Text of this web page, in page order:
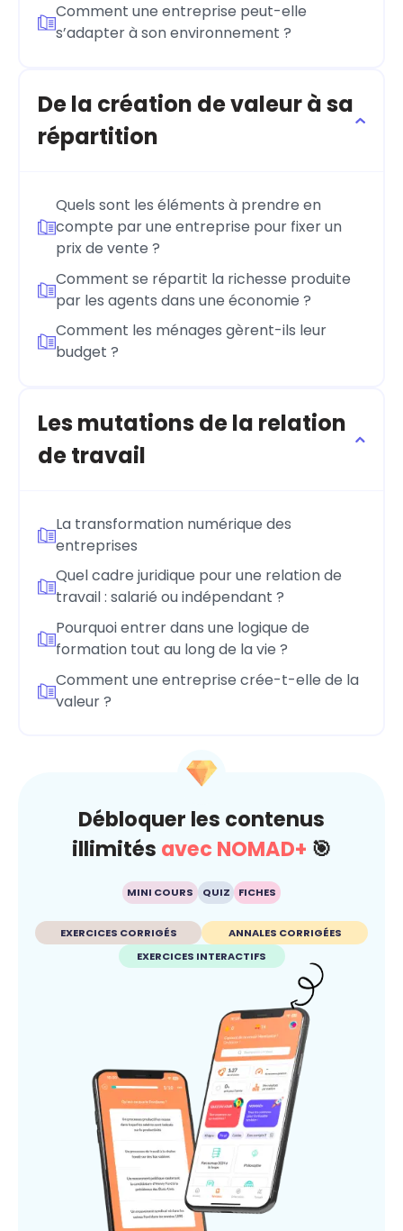
Comment une entreprise peut-elle
s’adapter à son environnement ?
De la création de valeur à sa
répartition
Quels sont les éléments à prendre en
compte par une entreprise pour fixer un
prix de vente ?
Comment se répartit la richesse produite
par les agents dans une économie ?
Comment les ménages gèrent-ils leur
budget ?
Les mutations de la relation
de travail
La transformation numérique des
entreprises
Quel cadre juridique pour une relation de
travail : salarié ou indépendant ?
Pourquoi entrer dans une logique de
formation tout au long de la vie ?
Comment une entreprise crée-t-elle de la
valeur ?
Débloquer les contenus
illimités avec NOMAD+ 🎯
MINI COURS QUIZ FICHES
EXERCICES CORRIGÉS
ANNALES CORRIGÉES
EXERCICES INTERACTIFS